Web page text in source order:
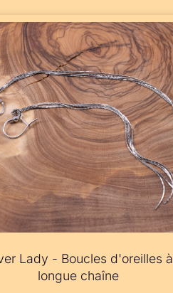
Lady - Boucles d'oreilles à
longue chaîne